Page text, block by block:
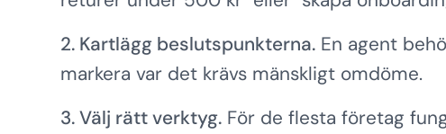
2. Kartlägg beslutspunkterna. En agent
markera var det krävs mänskligt omdöme.
3. Välj rätt verktyg. För de flesta företag